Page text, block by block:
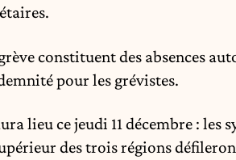
constituent des absences
pour les grévistes.
lieu ce jeudi 11 décembre : les
des trois régions